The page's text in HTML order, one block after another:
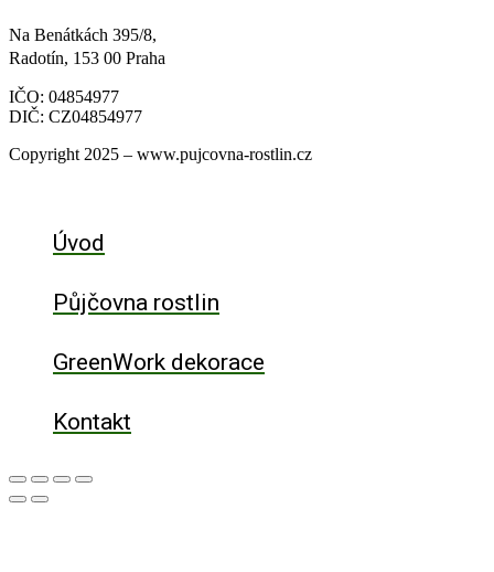
Na Benátkách 395/8,
Radotín, 153 00 Praha
IČO: 04854977
DIČ: CZ04854977
Copyright 2025 – www.pujcovna-rostlin.cz
Úvod
Půjčovna rostlin
GreenWork dekorace
Kontakt